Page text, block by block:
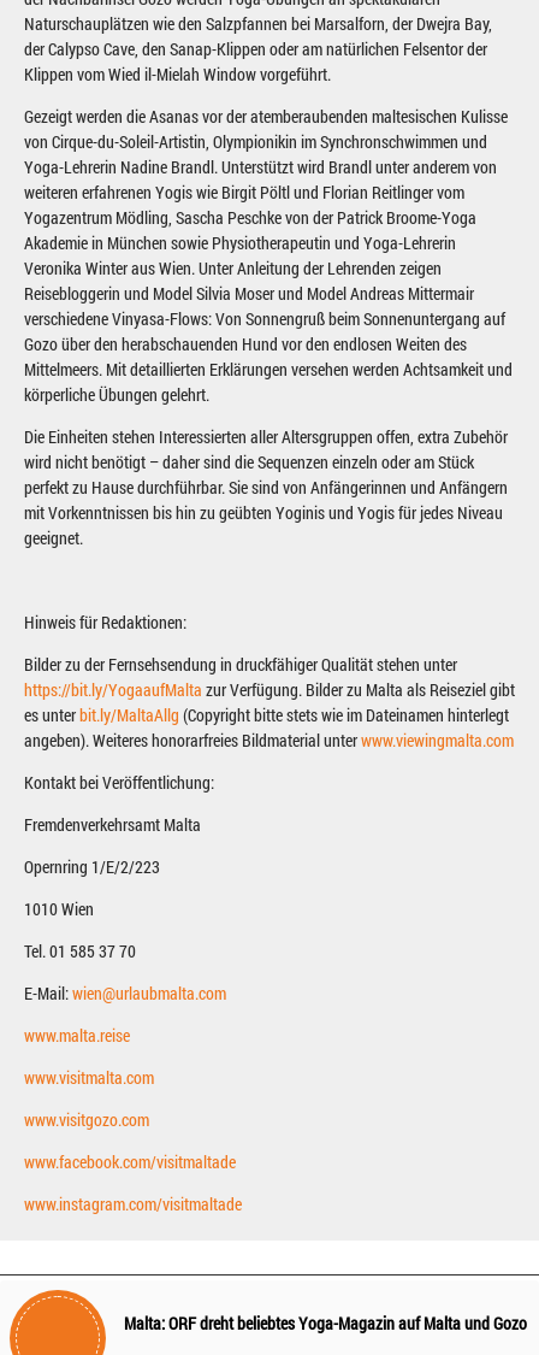
Naturschauplätzen wie den Salzpfannen bei Marsalforn, der Dwejra Bay,
der Calypso Cave, den Sanap-Klippen oder am natürlichen Felsentor der
Klippen vom Wied il-Mielah Window vorgeführt.
Gezeigt werden die Asanas vor der atemberaubenden maltesischen Kulisse
von Cirque-du-Soleil-Artistin, Olympionikin im Synchronschwimmen und
Yoga-Lehrerin Nadine Brandl. Unterstützt wird Brandl unter anderem von
weiteren erfahrenen Yogis wie Birgit Pöltl und Florian Reitlinger vom
Yogazentrum Mödling, Sascha Peschke von der Patrick Broome-Yoga
Akademie in München sowie Physiotherapeutin und Yoga-Lehrerin
Veronika Winter aus Wien. Unter Anleitung der Lehrenden zeigen
Reisebloggerin und Model Silvia Moser und Model Andreas Mittermair
verschiedene Vinyasa-Flows: Von Sonnengruß beim Sonnenuntergang auf
Gozo über den herabschauenden Hund vor den endlosen Weiten des
Mittelmeers. Mit detaillierten Erklärungen versehen werden Achtsamkeit und
körperliche Übungen gelehrt.
Die Einheiten stehen Interessierten aller Altersgruppen offen, extra Zubehör
wird nicht benötigt – daher sind die Sequenzen einzeln oder am Stück
perfekt zu Hause durchführbar. Sie sind von Anfängerinnen und Anfängern
mit Vorkenntnissen bis hin zu geübten Yoginis und Yogis für jedes Niveau
geeignet.
Hinweis für Redaktionen:
Bilder zu der Fernsehsendung in druckfähiger Qualität stehen unter
https://bit.ly/YogaaufMalta zur Verfügung. Bilder zu Malta als Reiseziel gibt
es unterbit.ly/MaltaAllg (Copyright bitte stets wie im Dateinamen hinterlegt
angeben). Weiteres honorarfreies Bildmaterial unterwww.viewingmalta.com
Kontakt bei Veröffentlichung:
Fremdenverkehrsamt Malta
Opernring 1/E/2/223
1010 Wien
Tel. 01 585 37 70
E-Mail:wien@urlaubmalta.com
www.malta.reise
www.visitmalta.com
www.visitgozo.com
www.facebook.com/visitmaltade
www.instagram.com/visitmaltade
Malta: ORF dreht beliebtes Yoga-Magazin auf Malta und Gozo